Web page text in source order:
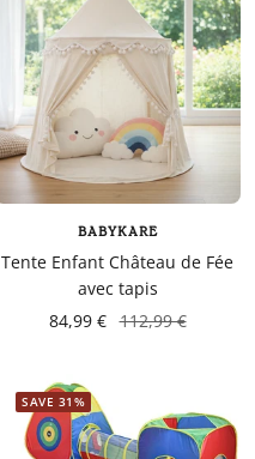
BABYKARE
Tente Enfant Château de Fée
avec tapis
84,99 € 112,99 €
SAVE 31%